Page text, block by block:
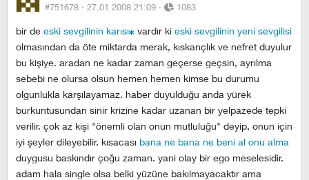
#751678 · 27.01.2008 21:09 · 1083
bir de eski sevgilinin karısı vardır ki eski sevgilinin yeni sevgilisi
olmasından da öte miktarda merak, kıskançlık ve nefret duyulur
bu kişiye. aradan ne kadar zaman geçerse geçsin, ayrılma
sebebi ne olursa olsun hemen hemen kimse bu durumu
olgunlukla karşılayamaz. haber duyulduğu anda yürek
burkuntusundan sinir krizine kadar uzanan bir yelpazede tepki
verilir. çok az kişi "önemli olan onun mutluluğu" deyip, onun için
iyi şeyler dileyebilir. kısacası bana ne bana ne beni al onu alma
duygusu baskındır çoğu zaman. yani olay bir ego meselesidir.
adam hala single olsa belki yüzüne bakılmayacaktır ama